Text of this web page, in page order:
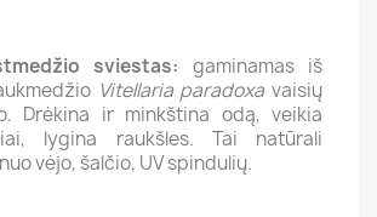
sviestas: gaminamas iš
Vitellaria paradoxa vaisių
Drėkina ir minkština odą, veikia
lygina raukšles. Tai natūrali
vėjo, šalčio, UV spindulių.